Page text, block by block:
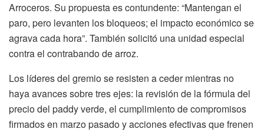
Arroceros. Su propuesta es contundente: “Mantengan el
paro, pero levanten los bloqueos; el impacto económico se
agrava cada hora”. También solicitó una unidad especial
contra el contrabando de arroz.
Los líderes del gremio se resisten a ceder mientras no
haya avances sobre tres ejes: la revisión de la fórmula del
precio del paddy verde, el cumplimiento de compromisos
firmados en marzo pasado y acciones efectivas que frenen